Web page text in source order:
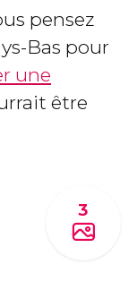
pensez
Bas pour
une
être
3